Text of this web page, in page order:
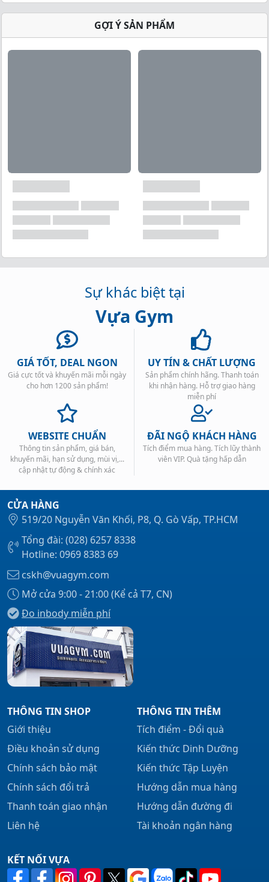
Applied Nutrition - Clear
Whey Protein
Là dòng sản phẩm protein cao cấp sử dụng whey
0,25g đường và chất béo. - Clear Whey là sản phẩm
mục tiêu thể chất của bạn.
GỢI Ý SẢN PHẨM
Sự khác biệt tại
Vựa Gym
GIÁ TỐT, DEAL NGON
Giá cực tốt và khuyến mãi mỗi ngày
cho hơn 1200 sản phẩm!
UY TÍN & CHẤT LƯỢNG
Sản phẩm chính hãng. Thanh toán
khi nhận hàng. Hỗ trợ giao hàng
miễn phí
WEBSITE CHUẨN
Thông tin sản phẩm, giá bán,
khuyến mãi, hạn sử dụng, mùi vị,...
cập nhật tự động & chính xác
ĐÃI NGỘ KHÁCH HÀNG
Tích điểm mua hàng. Tích lũy thành
viên VIP. Quà tặng hấp dẫn
CỬA HÀNG
519/20 Nguyễn Văn Khối, P8, Q. Gò Vấp, TP.HCM
Tổng đài: (028) 6257 8338
Hotline: 0969 8383 69
cskh@vuagym.com
Mở cửa 9:00 - 21:00 (Kể cả T7, CN)
Đo inbody miễn phí
THÔNG TIN SHOP
Giới thiệu
Điều khoản sử dụng
Chính sách bảo mật
Chính sách đổi trả
Thanh toán giao nhận
Liên hệ
THÔNG TIN THÊM
Tích điểm - Đổi quà
Kiến thức Dinh Dưỡng
Kiến thức Tập Luyện
Hướng dẫn mua hàng
Hướng dẫn đường đi
Tài khoản ngân hàng
KẾT NỐI VỰA